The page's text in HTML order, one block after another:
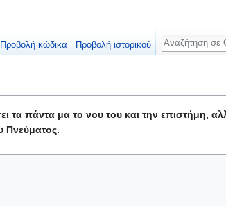
τα πάντα μα το νου του και την επιστήμη,
Πνεύματος.
Προβολή κώδικα Προβολή ιστορικού